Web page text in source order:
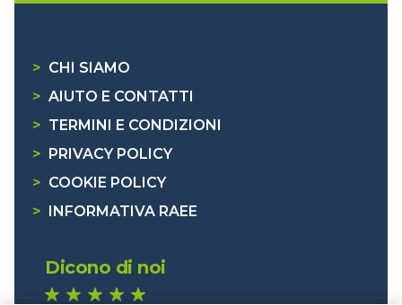
> CHI SIAMO
> AIUTO E CONTATTI
> TERMINI E CONDIZIONI
>
PRIVACY POLICY
> COOKIE POLICY
>
INFORMATIVA RAEE
Dicono di noi